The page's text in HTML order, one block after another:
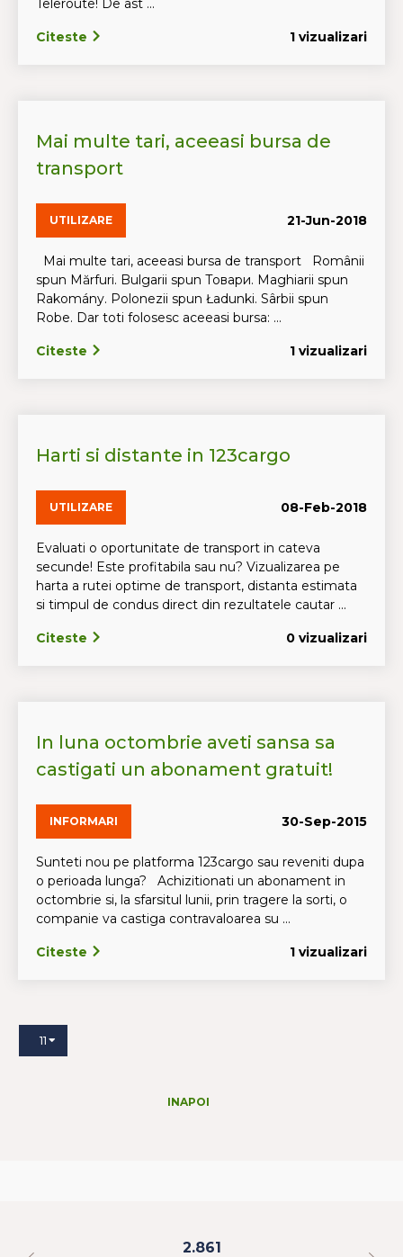
Teleroute! De ast ...
Citeste 1 vizualizari
Mai multe tari, aceeasi bursa de
transport
UTILIZARE 21-Jun-2018
Mai multe tari, aceeasi bursa de transport Românii
spun Mărfuri. Bulgarii spun Tовари. Maghiarii spun
Rakomány. Polonezii spun Ładunki. Sârbii spun
Robe. Dar toti folosesc aceeasi bursa: ...
Citeste 1 vizualizari
Harti si distante in 123cargo
UTILIZARE 08-Feb-2018
Evaluati o oportunitate de transport in cateva
secunde! Este profitabila sau nu? Vizualizarea pe
harta a rutei optime de transport, distanta estimata
si timpul de condus direct din rezultatele cautar ...
Citeste 0 vizualizari
In luna octombrie aveti sansa sa
castigati un abonament gratuit!
INFORMARI 30-Sep-2015
Sunteti nou pe platforma 123cargo sau reveniti dupa
o perioada lunga? Achizitionati un abonament in
octombrie si, la sfarsitul lunii, prin tragere la sorti, o
companie va castiga contravaloarea su ...
Citeste 1 vizualizari
11
INAPOI
2.861